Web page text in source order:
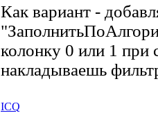
Как вариант -
колонку 0 или 1 при
накладываешь
ICQ